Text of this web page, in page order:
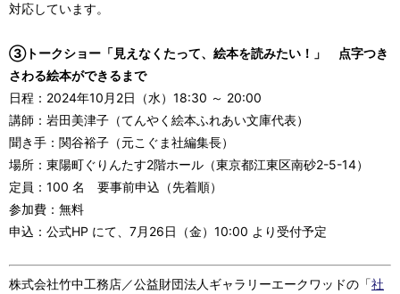
対応しています。
③トークショー「見えなくたって、絵本を読みたい！」 点字つき
さわる絵本ができるまで
日程：2024年10月2日（水）18:30 ～ 20:00
講師：岩田美津子（てんやく絵本ふれあい文庫代表）
聞き手：関谷裕子（元こぐま社編集長）
場所：東陽町ぐりんたす2階ホール（東京都江東区南砂2-5-14）
定員：100 名 要事前申込（先着順）
参加費：無料
申込：公式HP にて、7月26日（金）10:00 より受付予定
株式会社竹中工務店／公益財団法人ギャラリーエークワッドの「社